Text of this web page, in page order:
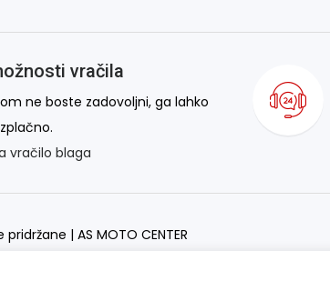
vračila
ne boste zadovoljni, ga lahko
vračilo blaga
| AS MOTO CENTER